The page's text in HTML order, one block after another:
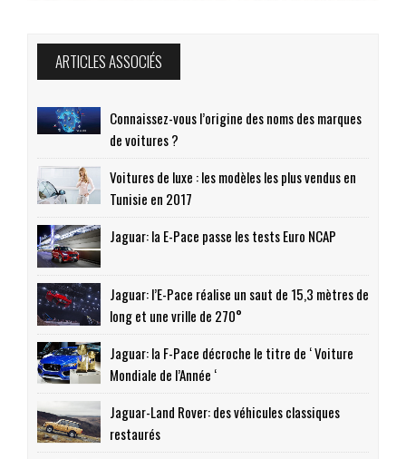
ARTICLES ASSOCIÉS
Connaissez-vous l’origine des noms des marques
de voitures ?
Voitures de luxe : les modèles les plus vendus en
Tunisie en 2017
Jaguar: la E-Pace passe les tests Euro NCAP
Jaguar: l’E-Pace réalise un saut de 15,3 mètres de
long et une vrille de 270°
Jaguar: la F-Pace décroche le titre de ‘ Voiture
Mondiale de l’Année ‘
Jaguar-Land Rover: des véhicules classiques
restaurés